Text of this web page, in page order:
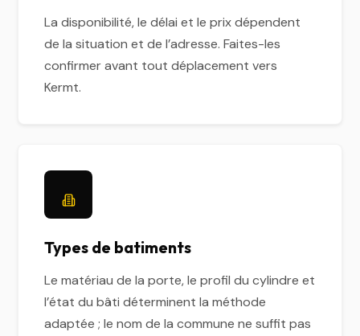
La disponibilité, le délai et le prix dépendent
de la situation et de l’adresse. Faites-les
confirmer avant tout déplacement vers
Kermt.
Types de batiments
Le matériau de la porte, le profil du cylindre et
l’état du bâti déterminent la méthode
adaptée ; le nom de la commune ne suffit pas